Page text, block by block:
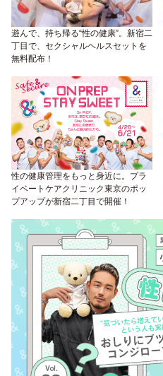
遊んで、持ち帰る“性の健康”。新宿二
丁目で、セクシャルヘルスセットを
無料配布！
性の健康管理をもっと身近に。プラ
イベートケアクリニック東京のポッ
プアップが新宿二丁目で開催！